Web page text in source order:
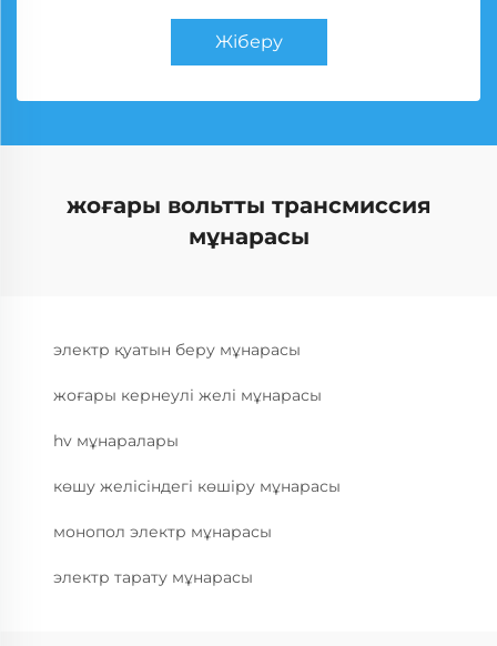
Жіберу
жоғары вольтты трансмиссия
мұнарасы
электр қуатын беру мұнарасы
жоғары кернеулі желі мұнарасы
hv мұнаралары
көшу желісіндегі көшіру мұнарасы
монопол электр мұнарасы
электр тарату мұнарасы